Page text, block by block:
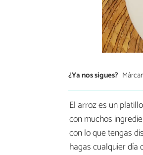
¿Ya nos sigues?
El arroz es un
con muchos
con lo que tengas
hagas cualquier día